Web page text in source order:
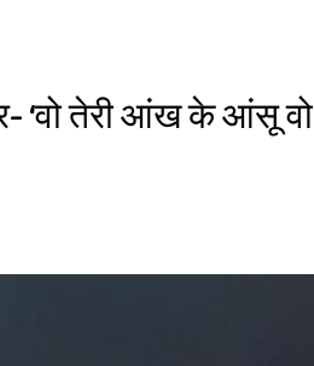
‘वो तेरी आंख के आंसू वो